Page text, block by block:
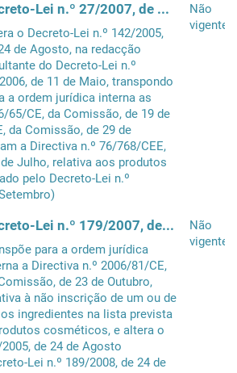
Decreto-Lei n.º 27/2007, de 8 de Fevereiro
o Decreto-Lei n.º 142/2005,
de Agosto, na redacção
do Decreto-Lei n.º
de 11 de Maio, transpondo
a ordem jurídica interna as
65/CE, da Comissão, de 19 de
da Comissão, de 29 de
a Directiva n.º 76/768/CEE,
Julho, relativa aos produtos
pelo Decreto-Lei n.º
Não
vigente
Decreto-Lei n.º 179/2007, de 8 de Maio
para a ordem jurídica
a Directiva n.º 2006/81/CE,
de 23 de Outubro,
à não inscrição de um ou de
ingredientes na lista prevista
cosméticos, e altera o
de 24 de Agosto
Lei n.º 189/2008, de 24 de
Não
vigente